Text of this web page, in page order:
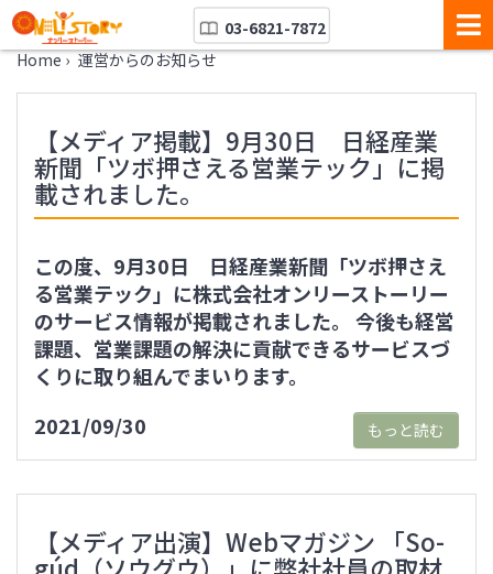
03-6821-7872
Home › 運営からのお知らせ
【メディア掲載】9月30日 日経産業
新聞「ツボ押さえる営業テック」に掲
載されました。
この度、9月30日 日経産業新聞「ツボ押さえ
る営業テック」に株式会社オンリーストーリー
のサービス情報が掲載されました。 今後も経営
課題、営業課題の解決に貢献できるサービスづ
くりに取り組んでまいります。
2021/09/30
もっと読む
【メディア出演】Webマガジン 「So-